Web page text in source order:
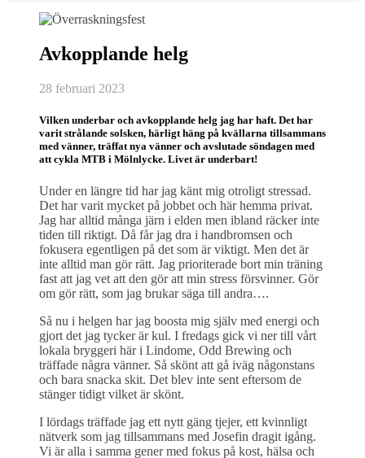
Avkopplande helg
28 februari 2023
Vilken underbar och avkopplande helg jag har haft. Det har
varit strålande solsken, härligt häng på kvällarna tillsammans
med vänner, träffat nya vänner och avslutade söndagen med
att cykla MTB i Mölnlycke. Livet är underbart!
Under en längre tid har jag känt mig otroligt stressad.
Det har varit mycket på jobbet och här hemma privat.
Jag har alltid många järn i elden men ibland räcker inte
tiden till riktigt. Då får jag dra i handbromsen och
fokusera egentligen på det som är viktigt. Men det är
inte alltid man gör rätt. Jag prioriterade bort min träning
fast att jag vet att den gör att min stress försvinner. Gör
om gör rätt, som jag brukar säga till andra….
Så nu i helgen har jag boosta mig själv med energi och
gjort det jag tycker är kul. I fredags gick vi ner till vårt
lokala bryggeri här i Lindome, Odd Brewing och
träffade några vänner. Så skönt att gå iväg någonstans
och bara snacka skit. Det blev inte sent eftersom de
stänger tidigt vilket är skönt.
I lördags träffade jag ett nytt gäng tjejer, ett kvinnligt
nätverk som jag tillsammans med Josefin dragit igång.
Vi är alla i samma gener med fokus på kost, hälsa och